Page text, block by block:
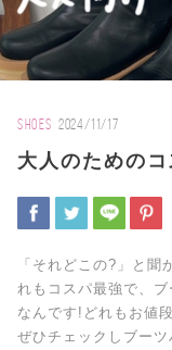
SHOES 2024/11/17
大人のための
「それどこの?」と
れもコスパ最強で、
なんです!どれもお値
ぜひチェックしブー